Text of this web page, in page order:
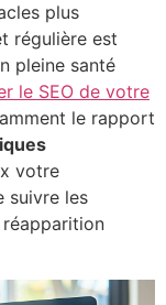
plus
régulière est
pleine santé
le SEO de votre
le rapport
votre
suivre les